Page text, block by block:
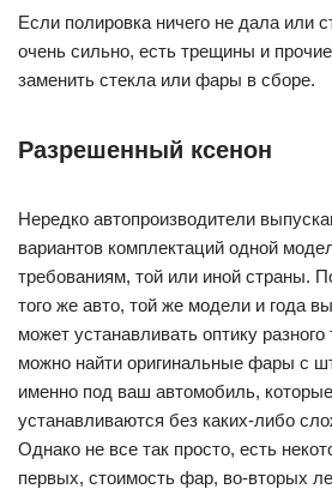
Если полировка ничего не дала или
очень сильно, есть трещины и
заменить стекла или фары в сборе.
Разрешенный ксенон
Нередко автопроизводители
вариантов комплектаций одной
требованиям, той или иной страны.
того же авто, той же модели и года
может устанавливать оптику
можно найти оригинальные фары с
именно под ваш автомобиль,
устанавливаются без каких-либо
Однако не все так просто, есть
первых, стоимость фар, во-вторых